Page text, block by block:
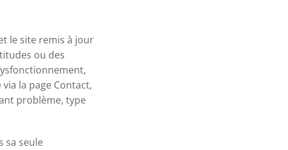
le site remis à jour
ou des
la page Contact,
problème, type
sa seule